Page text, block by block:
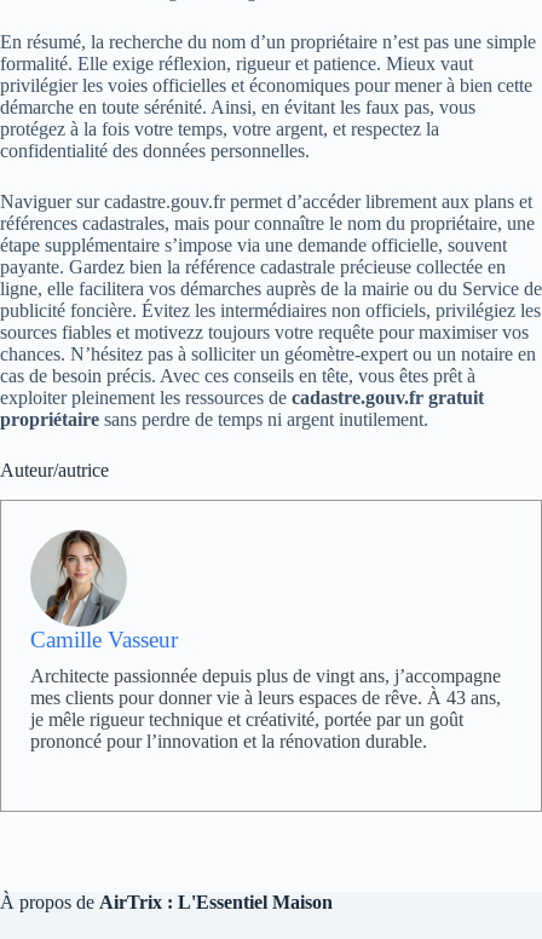
En résumé, la recherche du nom d’un propriétaire n’est pas une simple
formalité. Elle exige réflexion, rigueur et patience. Mieux vaut
privilégier les voies officielles et économiques pour mener à bien cette
démarche en toute sérénité. Ainsi, en évitant les faux pas, vous
protégez à la fois votre temps, votre argent, et respectez la
confidentialité des données personnelles.
Naviguer sur cadastre.gouv.fr permet d’accéder librement aux plans et
références cadastrales, mais pour connaître le nom du propriétaire, une
étape supplémentaire s’impose via une demande officielle, souvent
payante. Gardez bien la référence cadastrale précieuse collectée en
ligne, elle facilitera vos démarches auprès de la mairie ou du Service de
publicité foncière. Évitez les intermédiaires non officiels, privilégiez les
sources fiables et motivezz toujours votre requête pour maximiser vos
chances. N’hésitez pas à solliciter un géomètre-expert ou un notaire en
cas de besoin précis. Avec ces conseils en tête, vous êtes prêt à
exploiter pleinement les ressources de cadastre.gouv.fr gratuit
propriétaire sans perdre de temps ni argent inutilement.
Auteur/autrice
Camille Vasseur
Architecte passionnée depuis plus de vingt ans, j’accompagne
mes clients pour donner vie à leurs espaces de rêve. À 43 ans,
je mêle rigueur technique et créativité, portée par un goût
prononcé pour l’innovation et la rénovation durable.
À propos de AirTrix : L'Essentiel Maison